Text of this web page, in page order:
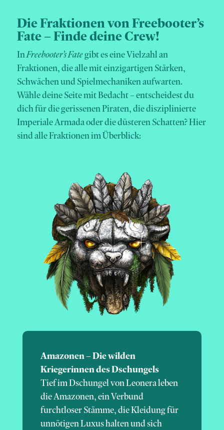
Die Fraktionen von Freebooter’s
Fate – Finde deine Crew!
InFreebooter’s Fategibt es eine Vielzahl an
Fraktionen, die alle mit einzigartigen Stärken,
Schwächen und Spielmechaniken aufwarten.
Wähle deine Seite mit Bedacht – entscheidest du
dich für die gerissenen Piraten, die disziplinierte
Imperiale Armada oder die düsteren Schatten? Hier
sind alle Fraktionen im Überblick:
Amazonen – Die wilden
Kriegerinnen des Dschungels
Tief im Dschungel von Leonera leben
die Amazonen, ein Verbund
furchtloser Stämme, die Kleidung für
unnötigen Luxus halten und sich